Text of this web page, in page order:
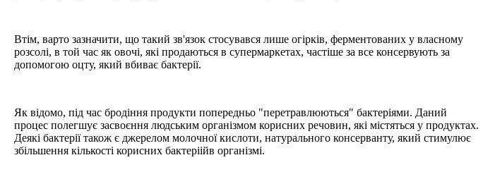
Втім, варто зазначити, що такий зв'язок стосувався лише огірків, ферментованих у власному
розсолі, в той час як овочі, які продаються в супермаркетах, частіше за все консервують за
допомогою оцту, який вбиває бактерії.
Як відомо, під час бродіння продукти попередньо "перетравлюються" бактеріями. Даний
процес полегшує засвоєння людським організмом корисних речовин, які містяться у продуктах.
Деякі бактерії також є джерелом молочної кислоти, натурального консерванту, який стимулює
збільшення кількості корисних бактеріійв організмі.